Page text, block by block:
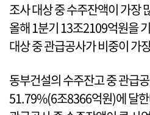
조사 대상 중 수주잔액이 가장
올해 1분기 13조2109억원을
대상 중 관급공사가 비중이 가
동부건설의 수주잔고 중 관급
51.79%(6조8366억원)에 달